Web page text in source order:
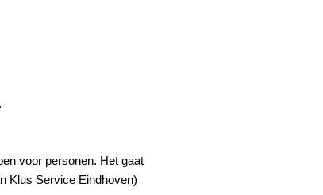
voor personen. Het gaat
Klus Service Eindhoven)